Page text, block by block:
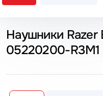
Главная
Наушники Razer
05220200-R3M1